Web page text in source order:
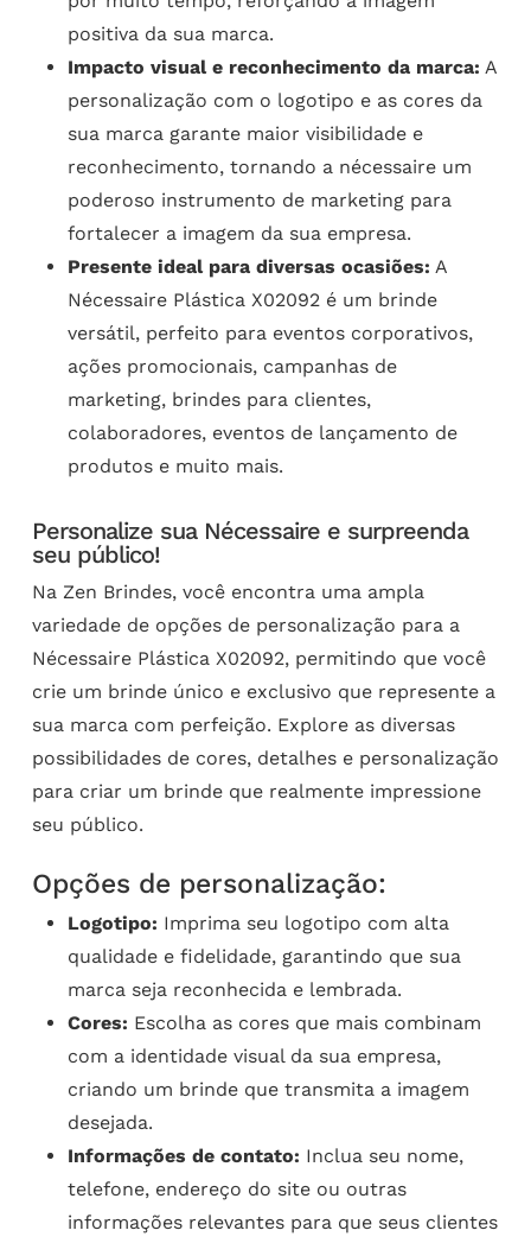
positiva da sua marca.
Impacto visual e reconhecimento da marca: A
personalização com o logotipo e as cores da
sua marca garante maior visibilidade e
reconhecimento, tornando a nécessaire um
poderoso instrumento de marketing para
fortalecer a imagem da sua empresa.
Presente ideal para diversas ocasiões: A
Nécessaire Plástica X02092 é um brinde
versátil, perfeito para eventos corporativos,
ações promocionais, campanhas de
marketing, brindes para clientes,
colaboradores, eventos de lançamento de
produtos e muito mais.
Personalize sua Nécessaire e surpreenda
seu público!
Na Zen Brindes, você encontra uma ampla
variedade de opções de personalização para a
Nécessaire Plástica X02092, permitindo que você
crie um brinde único e exclusivo que represente a
sua marca com perfeição. Explore as diversas
possibilidades de cores, detalhes e personalização
para criar um brinde que realmente impressione
seu público.
Opções de personalização:
Logotipo: Imprima seu logotipo com alta
qualidade e fidelidade, garantindo que sua
marca seja reconhecida e lembrada.
Cores: Escolha as cores que mais combinam
com a identidade visual da sua empresa,
criando um brinde que transmita a imagem
desejada.
Informações de contato: Inclua seu nome,
telefone, endereço do site ou outras
informações relevantes para que seus clientes